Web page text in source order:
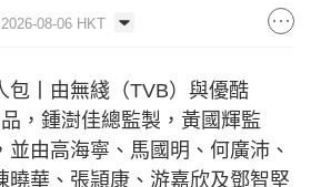
08-06 HKT
包丨由無綫（TVB）與優酷
，鍾澍佳總監製，黃國輝監
並由高海寧、馬國明、何廣沛、
曉華、張頴康、游嘉欣及鄧智堅